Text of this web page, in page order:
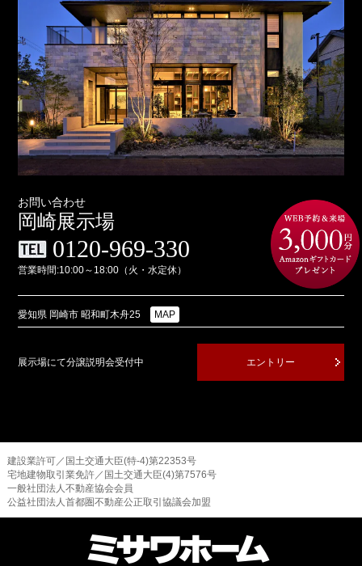
お問い合わせ
岡崎展示場
0120-969-330
営業時間:10:00～18:00（火・水定休）
愛知県 岡崎市 昭和町木舟25 MAP
展示場にて分譲説明会受付中 エントリー
建設業許可／国土交通大臣(特-4)第22353号
宅地建物取引業免許／国土交通大臣(4)第7576号
一般社団法人不動産協会会員
公益社団法人首都圏不動産公正取引協議会加盟